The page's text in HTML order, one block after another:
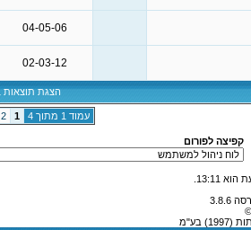
04-05-06
02-03-12
הצגת תוצאות 1 של 30 מתוך 113
עמוד 1 מתוך 4 1
2
קפיצה לפורום
13:11
בע"מ